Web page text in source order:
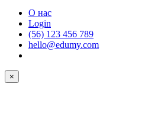
О нас
Login
(56) 123 456 789
hello@edumy.com
×